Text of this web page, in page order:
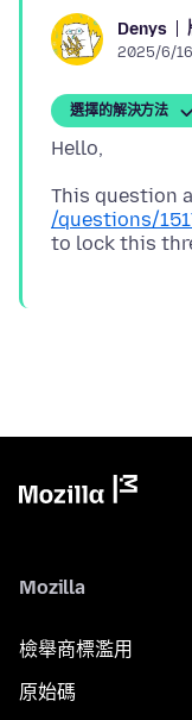
Denys
2025/6/16
選擇的解決方法
This question
/questions/
Mozilla
檢舉商標濫用
原始碼